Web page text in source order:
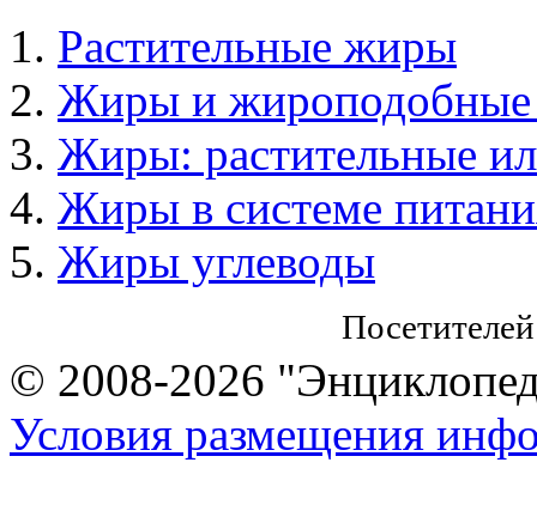
Растительные жиры
Жиры и жироподобные
Жиры: растительные
Жиры в системе
Жиры углеводы
© 2008-2026
Условия размещения